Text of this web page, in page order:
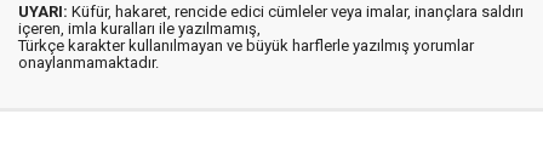
UYARI: Küfür, hakaret, rencide edici cümleler veya imalar, inançlara saldırı
içeren, imla kuralları ile yazılmamış,
Türkçe karakter kullanılmayan ve büyük harflerle yazılmış yorumlar
onaylanmamaktadır.